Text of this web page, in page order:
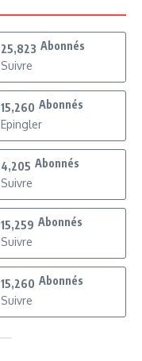
25,823 Abonnés
Suivre
15,260 Abonnés
Epingler
4,205 Abonnés
Suivre
15,259 Abonnés
Suivre
15,260 Abonnés
Suivre